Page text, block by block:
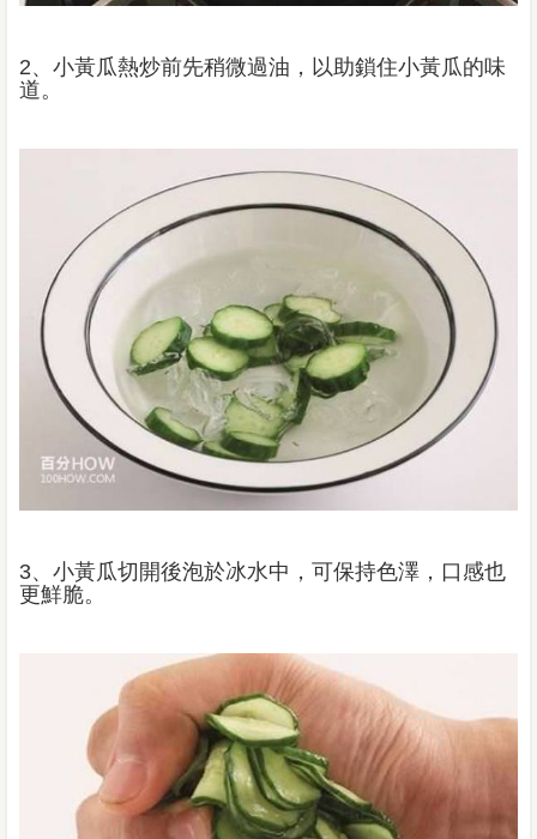
2、小黃瓜熱炒前先稍微過油，以助鎖住小黃瓜的味
道。
3、小黃瓜切開後泡於冰水中，可保持色澤，口感也
更鮮脆。